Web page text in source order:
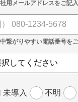
未導入 不明